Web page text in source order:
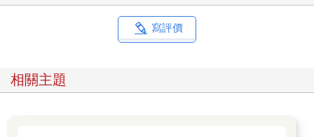
說是連假，共有三天，但因為首日白天已有安排，且假期結束後
手邊還有繁瑣的工作需先準備，再加上前往當地的車程頗長，零
零總總計算下來，能專心投注在災區的時間反倒所剩不多。我一
搭區間車前往光復。如此一來，至少能在光復待上一個整日，將
寫評價
相關主題